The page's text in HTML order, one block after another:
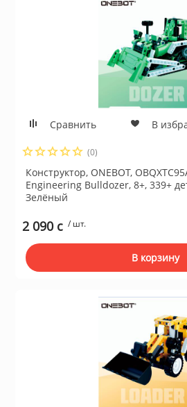
Сравнить В
(0)
Конструктор, ONEBOT,
Engineering Bulldozer, 8+, 339+
Зелёный
2 090 c / шт.
В корзину